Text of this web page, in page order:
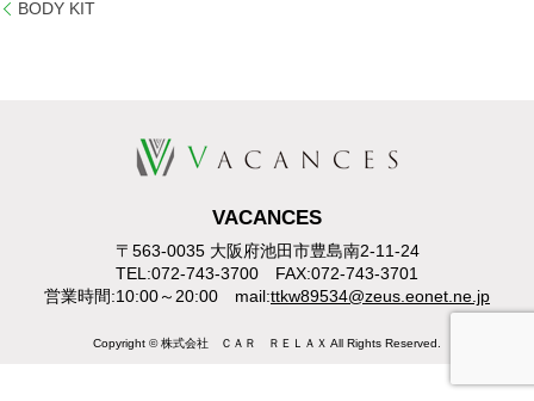
BODY KIT
VACANCES
〒563-0035 大阪府池田市豊島南2-11-24
TEL:072-743-3700 FAX:072-743-3701
営業時間:10:00～20:00 mail:ttkw89534@zeus.eonet.ne.jp
Copyright © 株式会社 ＣＡＲ ＲＥＬＡＸ All Rights Reserved.